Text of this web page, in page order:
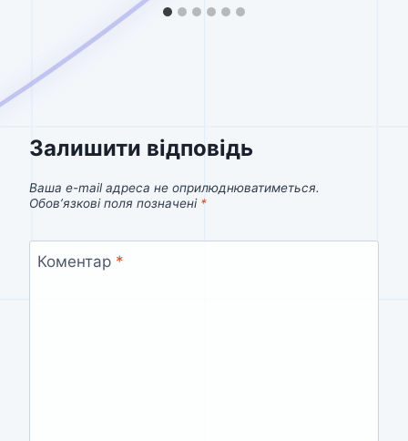
Залишити відповідь
Ваша e-mail адреса не оприлюднюватиметься.
Обов’язкові поля позначені *
Коментар *